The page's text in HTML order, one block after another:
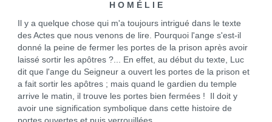
H O M É L I E
Il y a quelque chose qui m'a toujours intrigué dans le texte
des Actes que nous venons de lire. Pourquoi l'ange s'est-il
donné la peine de fermer les portes de la prison après avoir
laissé sortir les apôtres ?... En effet, au début du texte, Luc
dit que l'ange du Seigneur a ouvert les portes de la prison et
a fait sortir les apôtres ; mais quand le gardien du temple
arrive le matin, il trouve les portes bien fermées ! Il doit y
avoir une signification symbolique dans cette histoire de